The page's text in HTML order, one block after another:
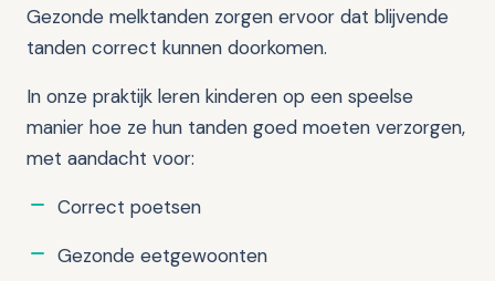
Gezonde melktanden zorgen ervoor dat blijvende
tanden correct kunnen doorkomen.
In onze praktijk leren kinderen op een speelse
manier hoe ze hun tanden goed moeten verzorgen,
met aandacht voor:
Correct poetsen
Gezonde eetgewoonten